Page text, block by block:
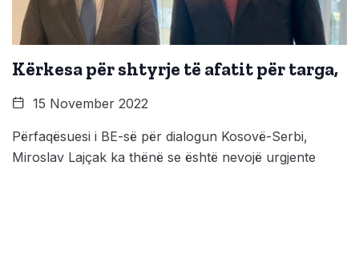
Kërkesa për shtyrje të afatit për targa,
15 November 2022
Përfaqësuesi i BE-së për dialogun Kosovë-Serbi,
Miroslav Lajçak ka thënë se është nevojë urgjente